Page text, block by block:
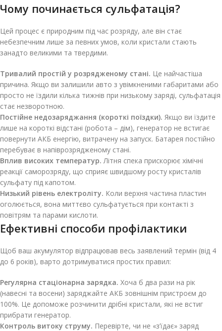
Чому починається сульфатація?
Цей процес є природним під час розряду, але він стає
небезпечним лише за певних умов, коли кристали стають
занадто великими та твердими.
Тривалий простій у розрядженому стані. Це найчастіша
причина. Якщо ви залишили авто з увімкненими габаритами або
просто не їздили кілька тижнів при низькому заряді, сульфатація
стає незворотною.
Постійне недозаряджання (короткі поїздки). Якщо ви їздите
лише на короткі відстані (робота – дім), генератор не встигає
повернути АКБ енергію, витрачену на запуск. Батарея постійно
перебуває в напіврозрядженому стані.
Вплив високих температур. Літня спека прискорює хімічні
реакції саморозряду, що сприяє швидшому росту кристалів
сульфату під капотом.
Низький рівень електроліту. Коли верхня частина пластин
оголюється, вона миттєво сульфатується при контакті з
повітрям та парами кислоти.
Ефективні способи профілактики
Щоб ваш акумулятор відпрацював весь заявлений термін (від 4
до 6 років), варто дотримуватися простих правил:
Регулярна стаціонарна зарядка. Хоча б два рази на рік
(навесні та восени) заряджайте АКБ зовнішнім пристроєм до
100%. Це допоможе розчинити дрібні кристали, які не встиг
прибрати генератор.
Контроль витоку струму. Перевірте, чи не «з’їдає» заряд